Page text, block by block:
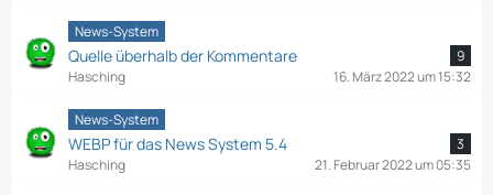
News-System
Quelle überhalb der Kommentare
9
Hasching
16. März 2022 um 15:32
News-System
WEBP für das News System 5.4
3
Hasching
21. Februar 2022 um 05:35